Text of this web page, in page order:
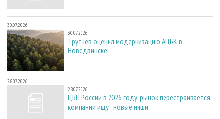
30.07.2026
30.07.2026
Трутнев оценил модернизацию АЦБК в
Новодвинске
28.07.2026
28.07.2026
ЦБП России в 2026 году: рынок перестраивается,
компании ищут новые ниши